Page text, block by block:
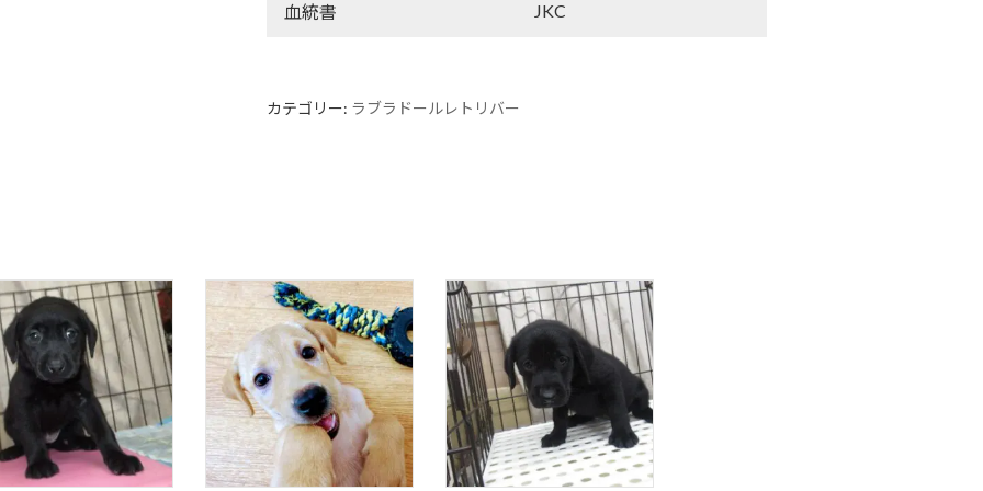
血統書 JKC
カテゴリー: ラブラドールレトリバー